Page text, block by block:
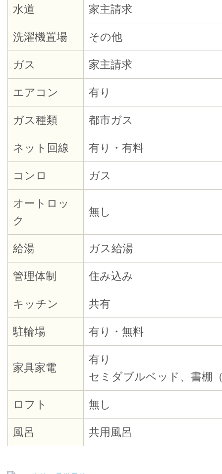
水道 家主請求
洗濯機置場 その他
ガス 家主請求
エアコン 有り
ガス種類 都市ガス
ネット回線 有り・有料
コンロ ガス
オートロッ
ク
無し
給湯 ガス給湯
管理体制 住み込み
キッチン 共有
駐輪場 有り・無料
家具家電
有り
セミダブルベッド、書棚
ロフト 無し
風呂 共用風呂